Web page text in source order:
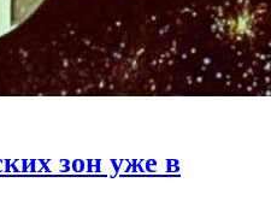
зон уже в